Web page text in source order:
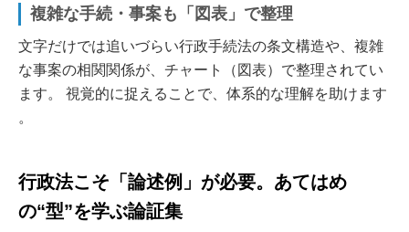
複雑な手続・事案も「図表」で整理
文字だけでは追いづらい行政手続法の条文構造や、複雑
な事案の相関関係が、チャート（図表）で整理されてい
ます。 視覚的に捉えることで、体系的な理解を助けます
。
行政法こそ「論述例」が必要。あてはめ
の“型”を学ぶ論証集